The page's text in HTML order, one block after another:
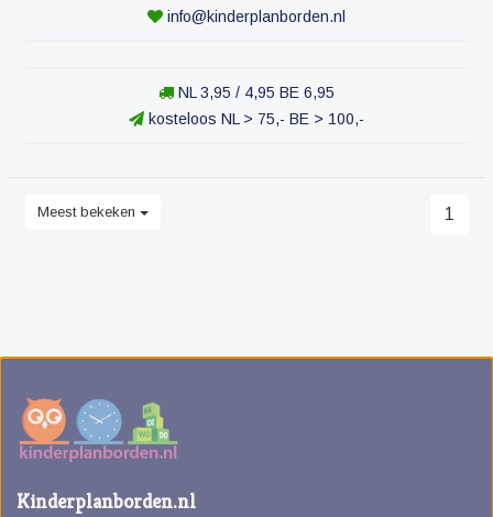
info@kinderplanborden.nl
NL 3,95 / 4,95 BE 6,95
kosteloos NL > 75,- BE > 100,-
Meest bekeken 1
Kinderplanborden.nl